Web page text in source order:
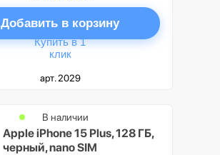
Добавить в корзину
Купить в 1
клик
арт. 2029
Apple iPhone 15 Plus, 128 ГБ,
черный, nano SIM
В наличии